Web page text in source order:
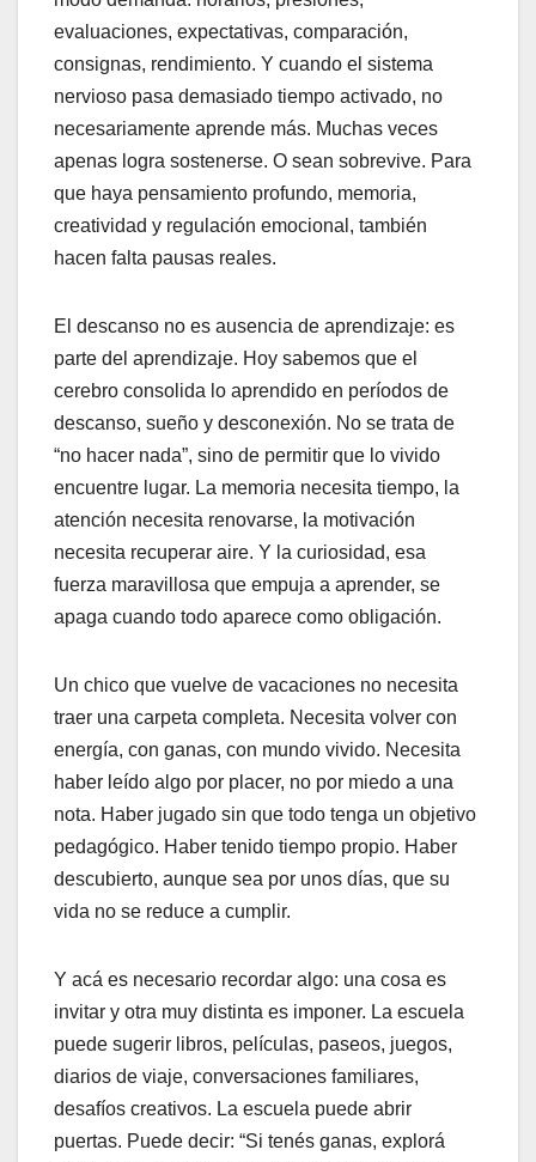
evaluaciones, expectativas, comparación,
consignas, rendimiento. Y cuando el sistema
nervioso pasa demasiado tiempo activado, no
necesariamente aprende más. Muchas veces
apenas logra sostenerse. O sean sobrevive. Para
que haya pensamiento profundo, memoria,
creatividad y regulación emocional, también
hacen falta pausas reales.
El descanso no es ausencia de aprendizaje: es
parte del aprendizaje. Hoy sabemos que el
cerebro consolida lo aprendido en períodos de
descanso, sueño y desconexión. No se trata de
“no hacer nada”, sino de permitir que lo vivido
encuentre lugar. La memoria necesita tiempo, la
atención necesita renovarse, la motivación
necesita recuperar aire. Y la curiosidad, esa
fuerza maravillosa que empuja a aprender, se
apaga cuando todo aparece como obligación.
Un chico que vuelve de vacaciones no necesita
traer una carpeta completa. Necesita volver con
energía, con ganas, con mundo vivido. Necesita
haber leído algo por placer, no por miedo a una
nota. Haber jugado sin que todo tenga un objetivo
pedagógico. Haber tenido tiempo propio. Haber
descubierto, aunque sea por unos días, que su
vida no se reduce a cumplir.
Y acá es necesario recordar algo: una cosa es
invitar y otra muy distinta es imponer. La escuela
puede sugerir libros, películas, paseos, juegos,
diarios de viaje, conversaciones familiares,
desafíos creativos. La escuela puede abrir
puertas. Puede decir: “Si tenés ganas, explorá